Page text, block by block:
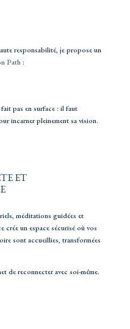
responsabilité, je propose un
Path:
pas en surface : il faut
incarner pleinement sa vision.
ET
méditations guidées et
crée un espace sécurisé où vos
sont accueillies, transformées
de reconnecter avec soi-même.